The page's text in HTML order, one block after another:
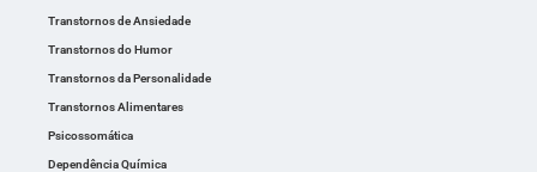
Transtornos de Ansiedade
Transtornos do Humor
Transtornos da Personalidade
Transtornos Alimentares
Psicossomática
Dependência Química